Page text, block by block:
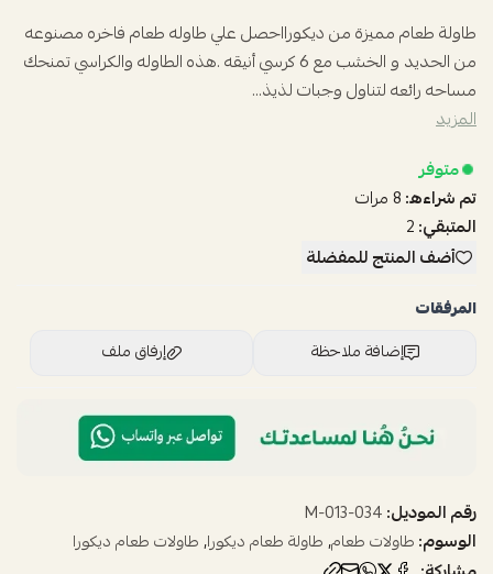
طاولة طعام مميزة من ديكورااحصل علي طاوله طعام فاخره مصنوعه
من الحديد و الخشب مع 6 كرسي أنيقه .هذه الطاوله والكراسي تمنحك
مساحه رائعه لتناول وجبات لذيذ...
المزيد
متوفر
تم شراءه:8مرات
المتبقي:2
أضف المنتج للمفضلة
المرفقات
إضافة ملاحظة
إرفاق ملف
اسحب و افلت الملف هنا
رقم الموديل:034-M-013
الوسوم:طاولات طعام,طاولة طعام ديكورا,طاولات طعام ديكورا